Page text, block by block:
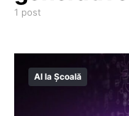
1 post
AI la Școală